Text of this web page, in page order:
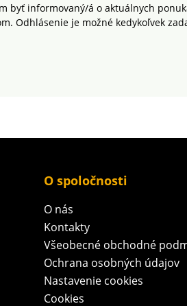
byť informovaný/á o aktuálnych
Odhlásenie je možné kedykoľvek
O spoločnosti
O nás
Kontakty
Všeobecné obchodné
Ochrana osobných údajov
Nastavenie cookies
Cookies